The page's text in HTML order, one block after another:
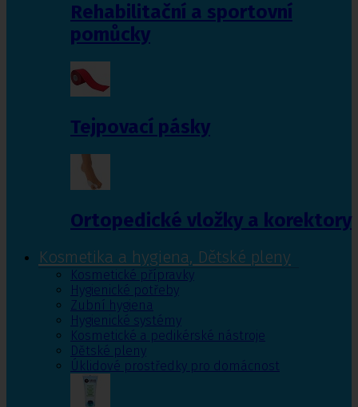
Rehabilitační a sportovní
pomůcky
Tejpovací pásky
Ortopedické vložky a korektory
Kosmetika a hygiena, Dětské pleny
Kosmetické přípravky
Hygienické potřeby
Zubní hygiena
Hygienické systémy
Kosmetické a pedikérské nástroje
Dětské pleny
Úklidové prostředky pro domácnost